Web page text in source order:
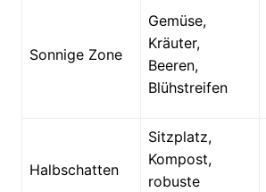
Sonnige Zone
Gemüse,
Kräuter,
Beeren,
Blühstreifen
Halbschatten
Sitzplatz,
Kompost,
robuste